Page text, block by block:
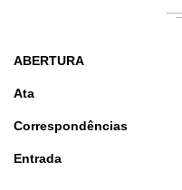
ABERTURA
Ata
Correspondências
Entrada